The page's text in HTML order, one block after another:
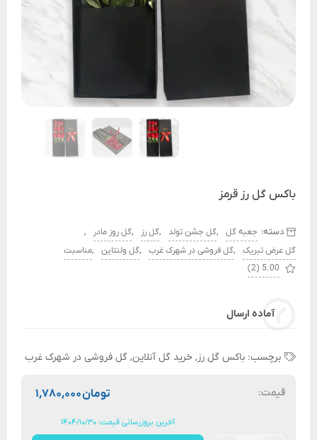
باکس گل رز قرمز
دسته: جعبه گل ,گل جشن تولد ,گل رز ,گل روز مادر ,
گل عرض تبریک ,گل فروشی در شهرک غرب ,گل ولنتاین ,مناسبت
5.00
(2)
آماده ارسال
برچسب: باکس گل رز, خرید گل آنلاین, گل فروشی در شهرک غرب
قیمت: ۱,۷۸۰,۰۰۰تومان
آخرین بروزرسانی قیمت: ۱۴۰۴/۱۰/۳۰